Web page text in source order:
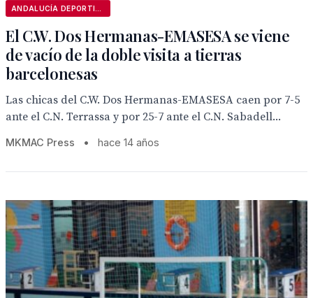
El C.W. Dos Hermanas-EMASESA se viene
de vacío de la doble visita a tierras
barcelonesas
Las chicas del C.W. Dos Hermanas-EMASESA caen por 7-5
ante el C.N. Terrassa y por 25-7 ante el C.N. Sabadell...
MKMAC Press • hace 14 años